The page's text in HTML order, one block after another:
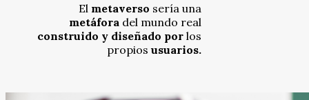
El metaverso sería una
metáfora del mundo real
construido y diseñado por los
propiosusuarios.